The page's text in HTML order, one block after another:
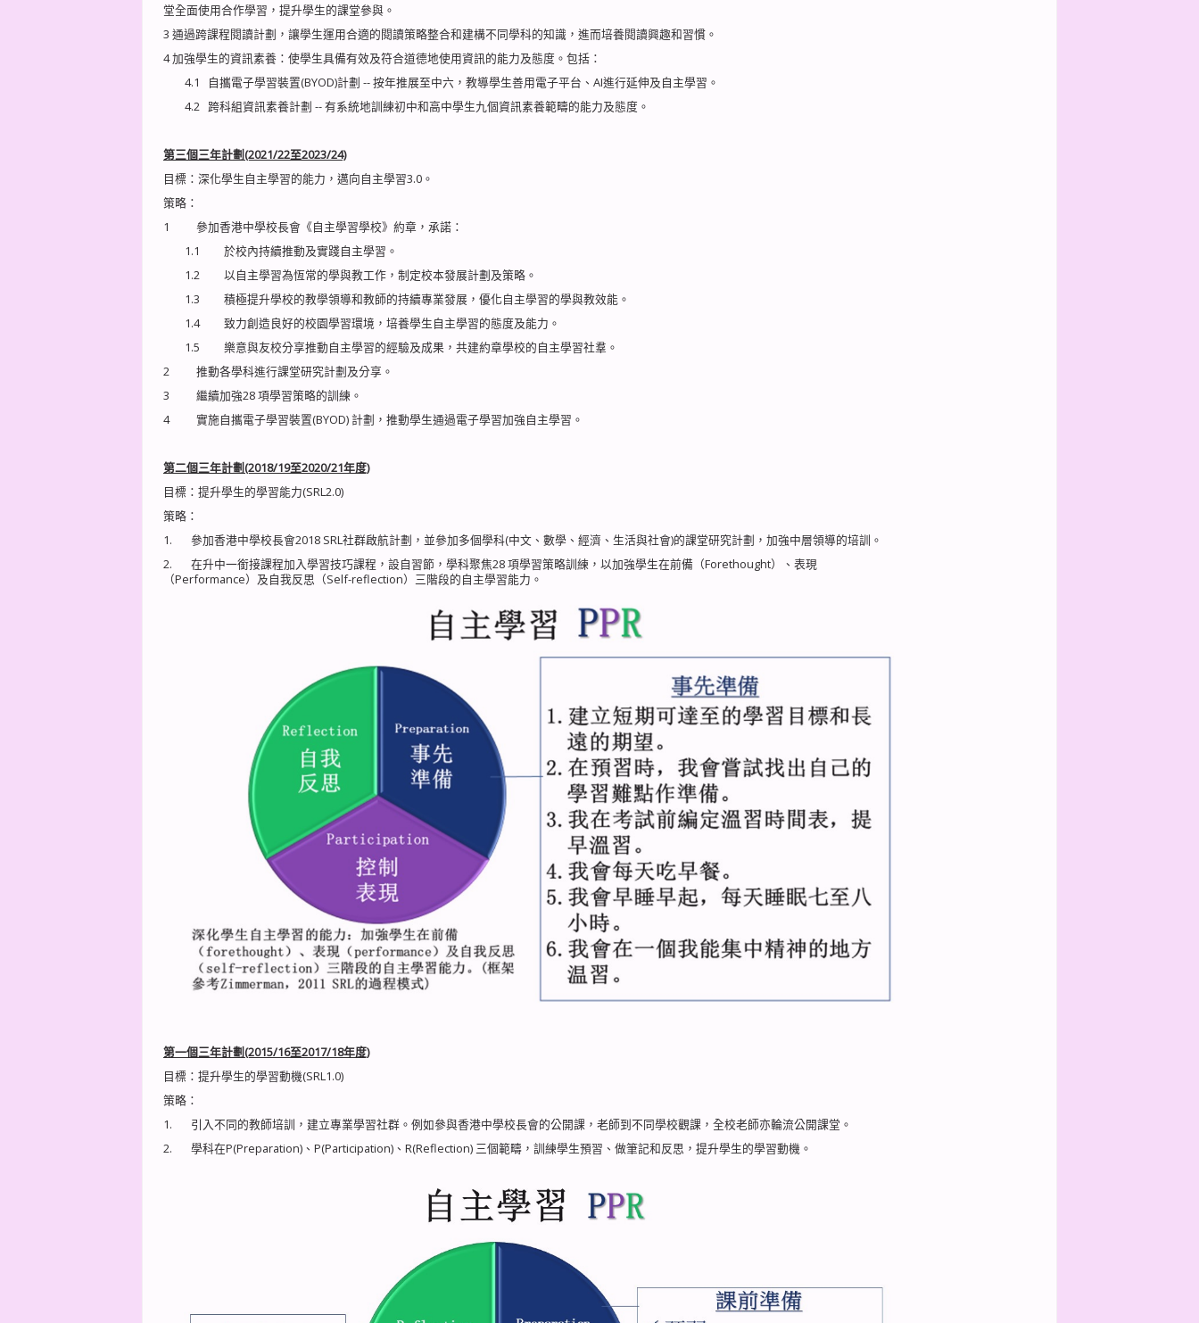
堂全面使用合作學習，提升學生的課堂參與。
3 通過跨課程閱讀計劃，讓學生運用合適的閱讀策略整合和建構不同學科的知識，進而培養閱讀興趣和習慣。
4 加強學生的資訊素養：使學生具備有效及符合道德地使用資訊的能力及態度。包括：
4.1 自攜電子學習裝置(BYOD)計劃 -- 按年推展至中六，教導學生善用電子平台、AI進行延伸及自主學習。
4.2 跨科組資訊素養計劃 -- 有系統地訓練初中和高中學生九個資訊素養範疇的能力及態度。
第三個三年計劃(2021/22至2023/24)
目標：深化學生自主學習的能力，邁向自主學習3.0。
策略：
1 參加香港中學校長會《自主學習學校》約章，承諾：
1.1 於校內持續推動及實踐自主學習。
1.2 以自主學習為恆常的學與教工作，制定校本發展計劃及策略。
1.3 積極提升學校的教學領導和教師的持續專業發展，優化自主學習的學與教效能。
1.4 致力創造良好的校園學習環境，培養學生自主學習的態度及能力。
1.5 樂意與友校分享推動自主學習的經驗及成果，共建約章學校的自主學習社羣。
2 推動各學科進行課堂研究計劃及分享。
3 繼續加強28 項學習策略的訓練。
4 實施自攜電子學習裝置(BYOD) 計劃，推動學生通過電子學習加強自主學習。
第二個三年計劃(2018/19至2020/21年度)
目標：提升學生的學習能力(SRL2.0)
策略：
1. 參加香港中學校長會2018 SRL社群啟航計劃，並參加多個學科(中文、數學、經濟、生活與社會)的課堂研究計劃，加強中層領導的培訓。
2. 在升中一銜接課程加入學習技巧課程，設自習節，學科聚焦28 項學習策略訓練，以加強學生在前備（Forethought）、表現
（Performance）及自我反思（Self-reflection）三階段的自主學習能力。
第一個三年計劃(2015/16至2017/18年度)
目標：提升學生的學習動機(SRL1.0)
策略：
1. 引入不同的教師培訓，建立專業學習社群。例如參與香港中學校長會的公開課，老師到不同學校觀課，全校老師亦輪流公開課堂。
2. 學科在P(Preparation)、P(Participation)、R(Reflection) 三個範疇，訓練學生預習、做筆記和反思，提升學生的學習動機。